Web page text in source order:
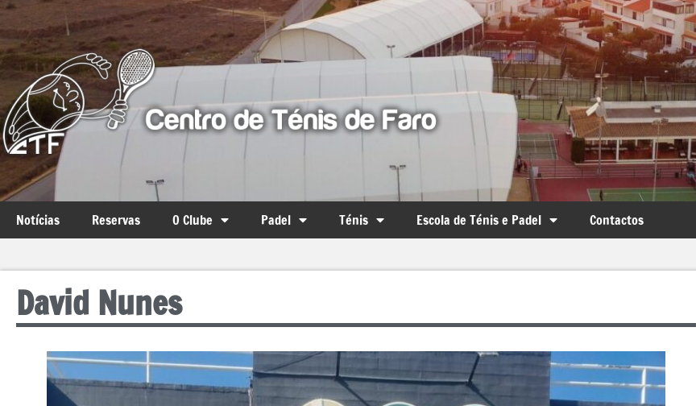
Notícias Reservas O Clube Padel Ténis Escola de Ténis e Padel Contactos
David Nunes